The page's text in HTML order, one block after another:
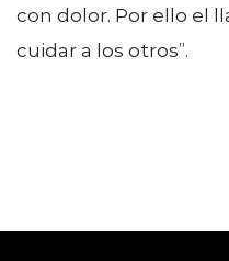
con dolor. Por ello el
cuidar a los otros”.